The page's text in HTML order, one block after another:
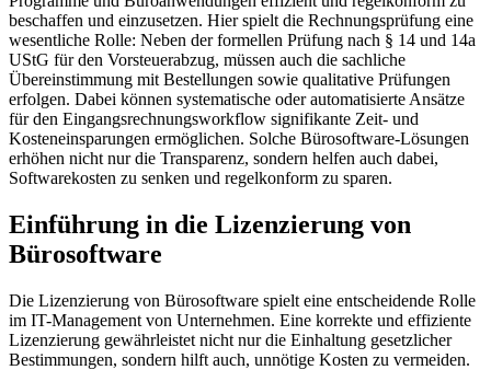
beschaffen und einzusetzen. Hier spielt die Rechnungsprüfung eine
wesentliche Rolle: Neben der formellen Prüfung nach § 14 und 14a
UStG für den Vorsteuerabzug, müssen auch die sachliche
Übereinstimmung mit Bestellungen sowie qualitative Prüfungen
erfolgen. Dabei können systematische oder automatisierte Ansätze
für den Eingangsrechnungsworkflow signifikante Zeit- und
Kosteneinsparungen ermöglichen. Solche Bürosoftware-Lösungen
erhöhen nicht nur die Transparenz, sondern helfen auch dabei,
Softwarekosten zu senken und regelkonform zu sparen.
Einführung in die Lizenzierung von
Bürosoftware
Die Lizenzierung von Bürosoftware spielt eine entscheidende Rolle
im IT-Management von Unternehmen. Eine korrekte und effiziente
Lizenzierung gewährleistet nicht nur die Einhaltung gesetzlicher
Bestimmungen, sondern hilft auch, unnötige Kosten zu vermeiden.